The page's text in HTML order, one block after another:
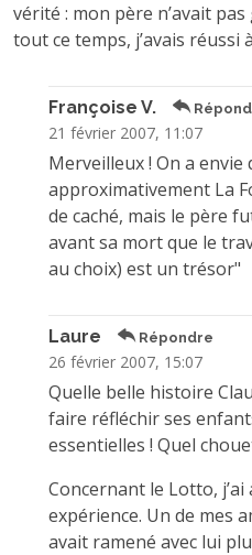
vérité : mon père n’avait
tout ce temps, j’avais réussi
Françoise V.
21 février 2007, 11:07
Merveilleux ! On a envie
approximativement La
de caché, mais le père
avant sa mort que le
au choix) est un trésor"
Laure Répondre
26 février 2007, 15:07
Quelle belle histoire
faire réfléchir ses
essentielles ! Quel
Concernant le Lotto,
expérience. Un de mes
avait ramené avec lui